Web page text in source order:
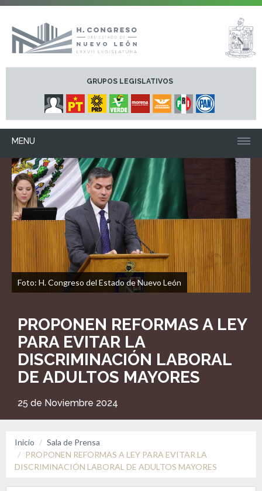
GRUPOS LEGISLATIVOS
MENU
Foto: H. Congreso del Estado de Nuevo León
PROPONEN REFORMAS A LEY
PARA EVITAR LA
DISCRIMINACIÓN LABORAL
DE ADULTOS MAYORES
25 de Noviembre 2024
Inicio
Sala de Prensa
PROPONEN REFORMAS A LEY PARA EVITAR LA
DISCRIMINACIÓN LABORAL DE ADULTOS MAYORES